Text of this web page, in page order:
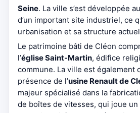
Seine. La ville s’est développée
d’un important site industriel, ce
urbanisation et sa structure
Le patrimoine bâti de Cléon
l’église Saint-Martin, édifice
commune. La ville est également
présence de l’usine Renault de
majeur spécialisé dans la
de boîtes de vitesses, qui joue